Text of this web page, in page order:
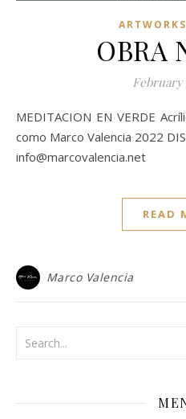
OBRA
February
MEDITACION EN VERDE Acrílico s/lino 83×38 cm firmado
como Marco Valencia 2022
info@marcovalencia.net
READ
Marco Valencia